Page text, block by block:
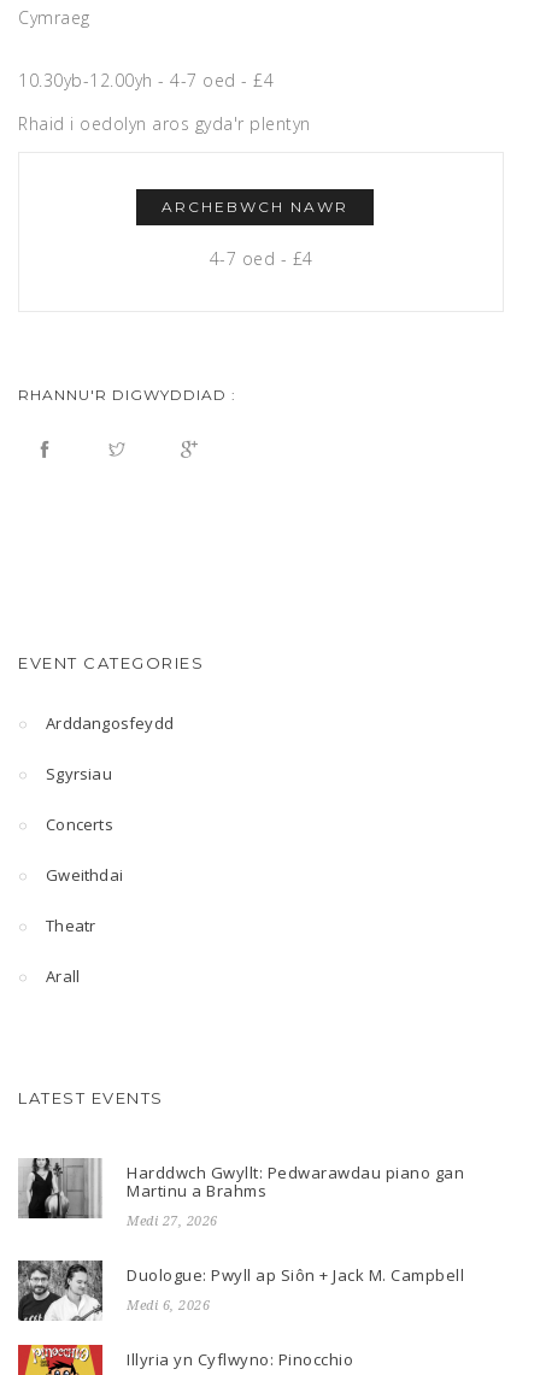
Cymraeg
10.30yb-12.00yh - 4-7 oed - £4
Rhaid i oedolyn aros gyda'r plentyn
ARCHEBWCH NAWR
4-7 oed - £4
RHANNU'R DIGWYDDIAD :
EVENT CATEGORIES
Arddangosfeydd
Sgyrsiau
Concerts
Gweithdai
Theatr
Arall
LATEST EVENTS
Harddwch Gwyllt: Pedwarawdau piano gan
Martinu a Brahms
Medi 27, 2026
Duologue: Pwyll ap Siôn + Jack M. Campbell
Medi 6, 2026
Illyria yn Cyflwyno: Pinocchio